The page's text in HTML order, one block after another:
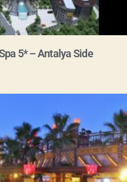
5* – Antalya Side